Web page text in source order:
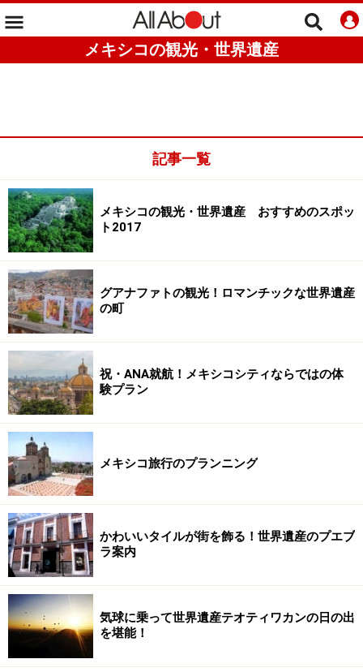
メキシコの観光・世界遺産
記事一覧
メキシコの観光・世界遺産 おすすめのスポッ
ト2017
グアナファトの観光！ロマンチックな世界遺産
の町
祝・ANA就航！メキシコシティならではの体
験プラン
メキシコ旅行のプランニング
かわいいタイルが街を飾る！世界遺産のプエブ
ラ案内
気球に乗って世界遺産テオティワカンの日の出
を堪能！